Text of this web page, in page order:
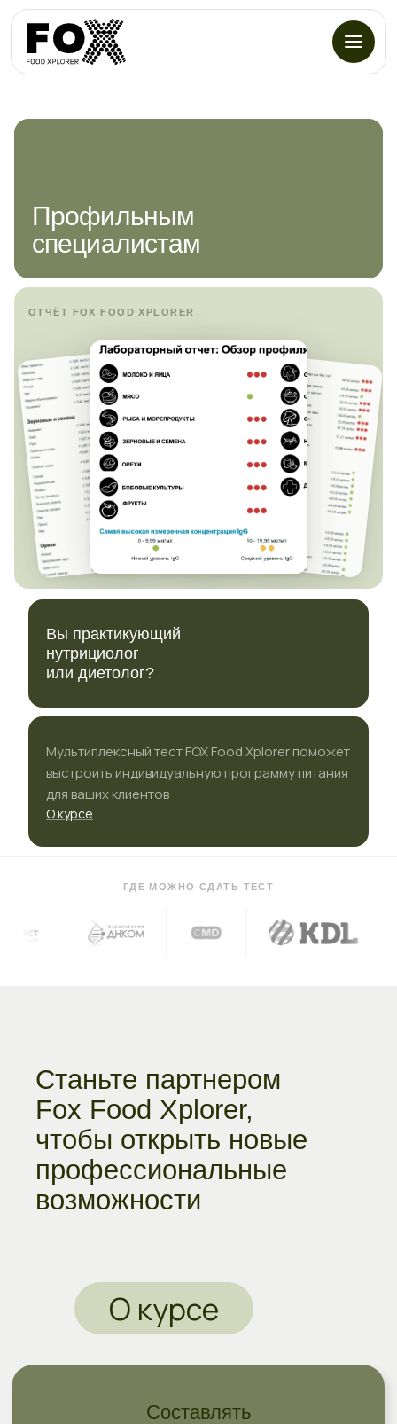
Профильным
специалистам
ОТЧЁТ FOX FOOD XPLORER
Вы практикующий
нутрициолог
или диетолог?
Мультиплексный тест FOX Food Xplorer поможет
выстроить индивидуальную программу питания
для ваших клиентов
О курсе
ГДЕ МОЖНО СДАТЬ ТЕСТ
Станьте партнером
Fox Food Xplorer,
чтобы открыть новые
профессиональные
возможности
О курсе
Составлять